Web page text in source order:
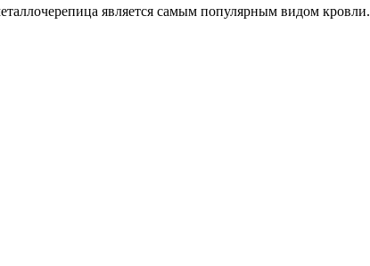
является самым популярным видом кровли.